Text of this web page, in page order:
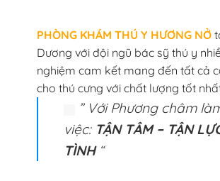
PHÒNG KHÁM THÚ Y HƯƠNG NỞ
Dương với đội ngũ bác sỹ thú y
nghiệm cam kết mang đến tất cả
cho thú cưng với chất lượng tốt
” Với Phương châm
việc: TẬN TÂM – TẬN
TÌNH“